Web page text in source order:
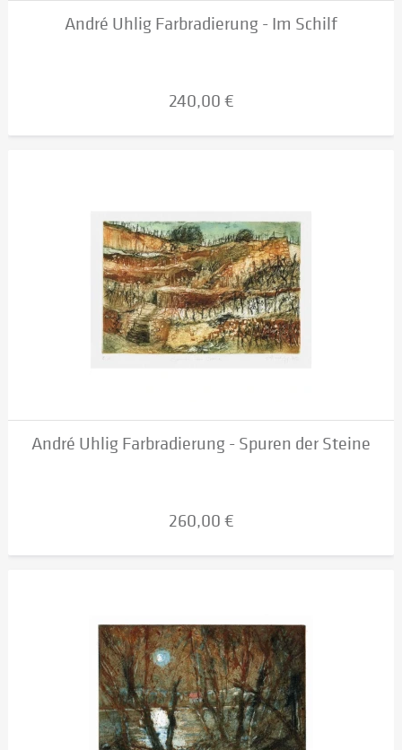
André Uhlig Farbradierung - Im Schilf
240,00 €
André Uhlig Farbradierung - Spuren der Steine
260,00 €